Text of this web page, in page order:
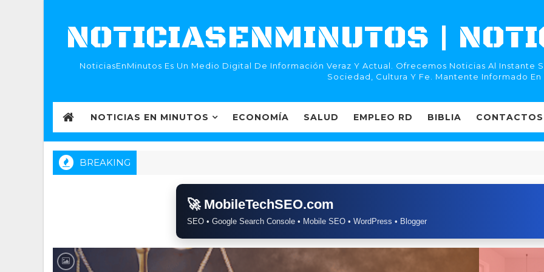
NOTICIASENMINUTOS |
NoticiasEnMinutos Es Un Medio Digital De Información Veraz Y Actual. Ofrecemos Noticias Al Instante
Sociedad, Cultura Y Fe. Mantente Informado
NOTICIAS EN MINUTOS ECONOMÍA SALUD EMPLEO RD BIBLIA CONTACTOS
BREAKING
🚀 MobileTechSEO.com
SEO • Google Search Console • Mobile SEO • WordPress • Blogger